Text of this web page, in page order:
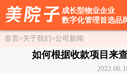
成长型物业企业
数字化管理首选品
首页 >关于我们 >公司新闻
如何根据收款项目来